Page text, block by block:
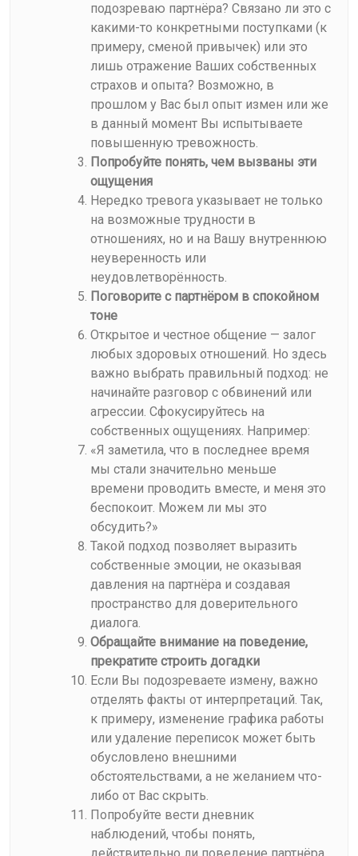
подозреваю партнёра? Связано ли это с
какими-то конкретными поступками (к
примеру, сменой привычек) или это
лишь отражение Ваших собственных
страхов и опыта? Возможно, в
прошлом у Вас был опыт измен или же
в данный момент Вы испытываете
повышенную тревожность.
Попробуйте понять, чем вызваны эти
ощущения
Нередко тревога указывает не только
на возможные трудности в
отношениях, но и на Вашу внутреннюю
неуверенность или
неудовлетворённость.
Поговорите с партнёром в спокойном
тоне
Открытое и честное общение — залог
любых здоровых отношений. Но здесь
важно выбрать правильный подход: не
начинайте разговор с обвинений или
агрессии. Сфокусируйтесь на
собственных ощущениях. Например:
«Я заметила, что в последнее время
мы стали значительно меньше
времени проводить вместе, и меня это
беспокоит. Можем ли мы это
обсудить?»
Такой подход позволяет выразить
собственные эмоции, не оказывая
давления на партнёра и создавая
пространство для доверительного
диалога.
Обращайте внимание на поведение,
прекратите строить догадки
Если Вы подозреваете измену, важно
отделять факты от интерпретаций. Так,
к примеру, изменение графика работы
или удаление переписок может быть
обусловлено внешними
обстоятельствами, а не желанием что-
либо от Вас скрыть.
Попробуйте вести дневник
наблюдений, чтобы понять,